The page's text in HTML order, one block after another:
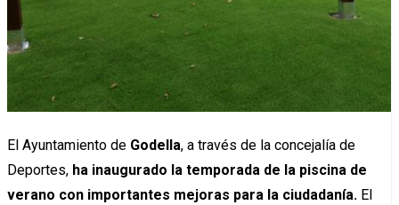
El Ayuntamiento de Godella, a través de la concejalía de
Deportes, ha inaugurado la temporada de la piscina de
verano con importantes mejoras para la ciudadanía. El